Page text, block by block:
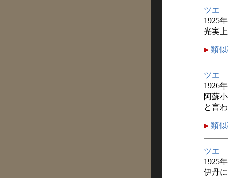
ツエ
1925
光実
類似
ツエ
1926
阿蘇
と言
類似
ツエ
1925
伊丹